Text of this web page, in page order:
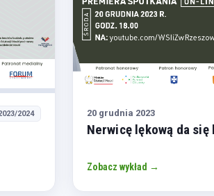
2024 20 grudnia 2023
Nerwicę lękową da się
Zobacz wykład →